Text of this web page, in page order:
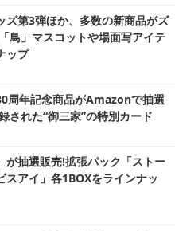
ズ第3弾ほか、多数の新商品がズ
鳥」マスコットや場面写アイテ
ップ
周年記念商品がAmazonで抽選
された“御三家”の特別カード
が抽選販売!拡張パック「ストー
スアイ」各1BOXをラインナッ